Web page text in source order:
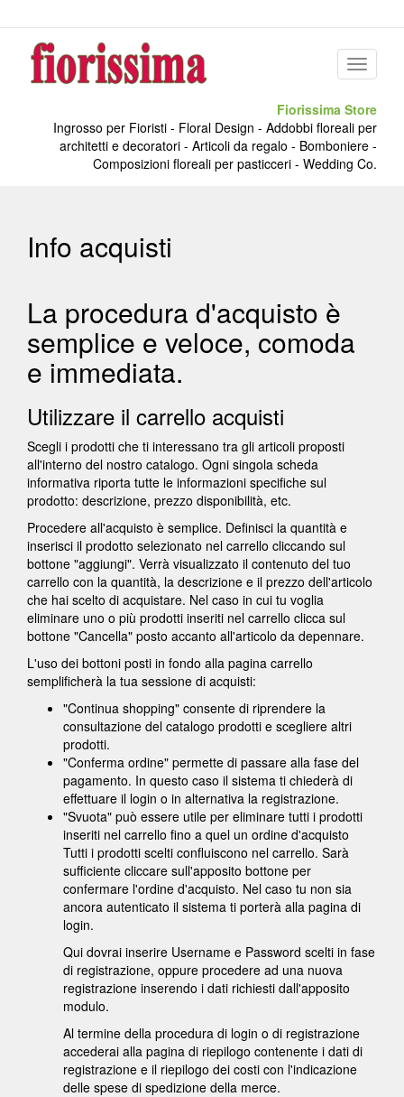
Menu
Fiorissima Store
Ingrosso per Fioristi - Floral Design - Addobbi floreali per
architetti e decoratori - Articoli da regalo - Bomboniere -
Composizioni floreali per pasticceri - Wedding Co.
Info acquisti
La procedura d'acquisto è
semplice e veloce, comoda
e immediata.
Utilizzare il carrello acquisti
Scegli i prodotti che ti interessano tra gli articoli proposti
all'interno del nostro catalogo. Ogni singola scheda
informativa riporta tutte le informazioni specifiche sul
prodotto: descrizione, prezzo disponibilità, etc.
Procedere all'acquisto è semplice. Definisci la quantità e
inserisci il prodotto selezionato nel carrello cliccando sul
bottone "aggiungi". Verrà visualizzato il contenuto del tuo
carrello con la quantità, la descrizione e il prezzo dell'articolo
che hai scelto di acquistare. Nel caso in cui tu voglia
eliminare uno o più prodotti inseriti nel carrello clicca sul
bottone "Cancella" posto accanto all'articolo da depennare.
L'uso dei bottoni posti in fondo alla pagina carrello
semplificherà la tua sessione di acquisti:
"Continua shopping" consente di riprendere la
consultazione del catalogo prodotti e scegliere altri
prodotti.
"Conferma ordine" permette di passare alla fase del
pagamento. In questo caso il sistema ti chiederà di
effettuare il login o in alternativa la registrazione.
"Svuota" può essere utile per eliminare tutti i prodotti
inseriti nel carrello fino a quel un ordine d'acquisto
Tutti i prodotti scelti confluiscono nel carrello. Sarà
sufficiente cliccare sull'apposito bottone per
confermare l'ordine d'acquisto. Nel caso tu non sia
ancora autenticato il sistema ti porterà alla pagina di
login.
Qui dovrai inserire Username e Password scelti in fase
di registrazione, oppure procedere ad una nuova
registrazione inserendo i dati richiesti dall'apposito
modulo.
Al termine della procedura di login o di registrazione
accederai alla pagina di riepilogo contenente i dati di
registrazione e il riepilogo dei costi con l'indicazione
delle spese di spedizione della merce.